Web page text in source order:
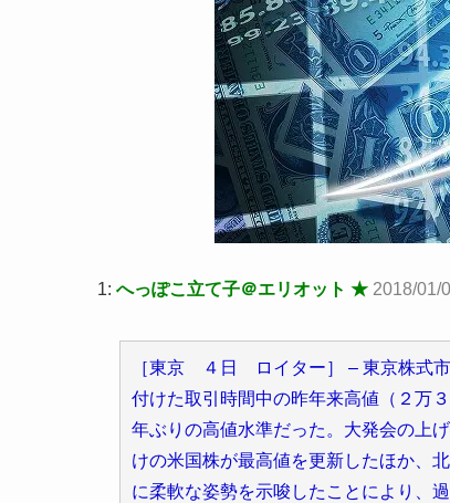
1: へっぽこ立て子＠エリオット ★ 2018/01/
［東京 ４日 ロイター］ – 東京株式
付けた取引時間中の昨年来高値（２万
年ぶりの高値水準だった。大発会の上
けの米国株が最高値を更新したほか、
に柔軟な姿勢を示唆したことにより、